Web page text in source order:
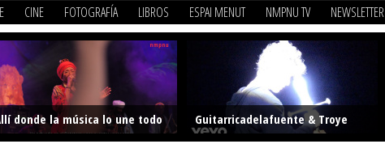
CINE FOTOGRAFÍA LIBROS ESPAI MENUT NMPNU TV NEWSLETTER
donde la música lo une todo
Guitarricadelafuente & Troye